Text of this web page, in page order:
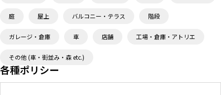
庭 屋上 バルコニー・テラス 階段
ガレージ・倉庫 車 店舗 工場・倉庫・アトリエ
その他 (車・街並み・森 etc.)
各種ポリシー